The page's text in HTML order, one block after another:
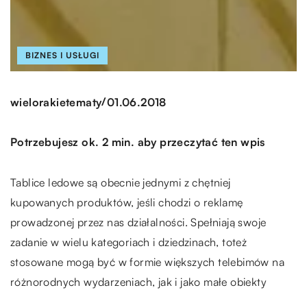
BIZNES I USŁUGI
wielorakietematy/01.06.2018
Potrzebujesz ok. 2 min. aby przeczytać ten wpis
Tablice ledowe są obecnie jednymi z chętniej
kupowanych produktów, jeśli chodzi o reklamę
prowadzonej przez nas działalności. Spełniają swoje
zadanie w wielu kategoriach i dziedzinach, toteż
stosowane mogą być w formie większych telebimów na
różnorodnych wydarzeniach, jak i jako małe obiekty